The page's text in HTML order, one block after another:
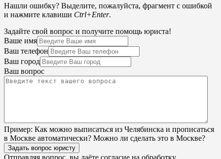
Нашли ошибку? Выделите, пожалуйста, фрагмент с ошибкой
и нажмите клавиши Ctrl+Enter.
Задайте свой вопрос и получите помощь юриста!
Ваше имя
Ваш телефон
Ваш город
Ваш вопрос
Пример: Как можно выписаться из Челябинска и прописаться
в Москве автоматически? Можно ли сделать это в Москве?
Задать вопрос юристу